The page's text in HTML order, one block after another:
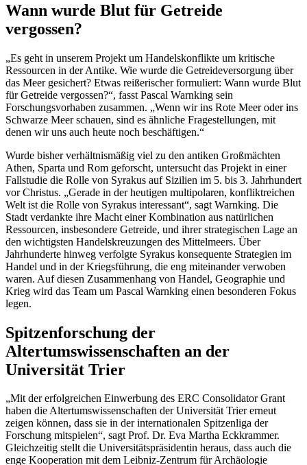
Wann wurde Blut für Getreide
vergossen?
„Es geht in unserem Projekt um Handelskonflikte um kritische
Ressourcen in der Antike. Wie wurde die Getreideversorgung über
das Meer gesichert? Etwas reißerischer formuliert: Wann wurde Blut
für Getreide vergossen?“, fasst Pascal Warnking sein
Forschungsvorhaben zusammen. „Wenn wir ins Rote Meer oder ins
Schwarze Meer schauen, sind es ähnliche Fragestellungen, mit
denen wir uns auch heute noch beschäftigen.“
Wurde bisher verhältnismäßig viel zu den antiken Großmächten
Athen, Sparta und Rom geforscht, untersucht das Projekt in einer
Fallstudie die Rolle von Syrakus auf Sizilien im 5. bis 3. Jahrhundert
vor Christus. „Gerade in der heutigen multipolaren, konfliktreichen
Welt ist die Rolle von Syrakus interessant“, sagt Warnking. Die
Stadt verdankte ihre Macht einer Kombination aus natürlichen
Ressourcen, insbesondere Getreide, und ihrer strategischen Lage an
den wichtigsten Handelskreuzungen des Mittelmeers. Über
Jahrhunderte hinweg verfolgte Syrakus konsequente Strategien im
Handel und in der Kriegsführung, die eng miteinander verwoben
waren. Auf diesen Zusammenhang von Handel, Geographie und
Krieg wird das Team um Pascal Warnking einen besonderen Fokus
legen.
Spitzenforschung der
Altertumswissenschaften an der
Universität Trier
„Mit der erfolgreichen Einwerbung des ERC Consolidator Grant
haben die Altertumswissenschaften der Universität Trier erneut
zeigen können, dass sie in der internationalen Spitzenliga der
Forschung mitspielen“, sagt Prof. Dr. Eva Martha Eckkrammer.
Gleichzeitig stellt die Universitätspräsidentin heraus, dass auch die
enge Kooperation mit dem Leibniz-Zentrum für Archäologie